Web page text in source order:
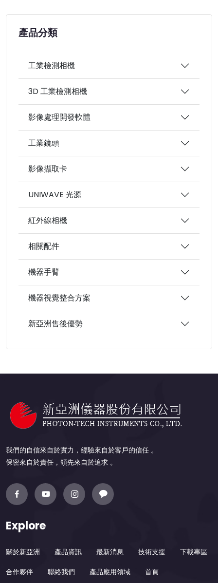
產品分類
工業檢測相機
3D 工業檢測相機
影像處理開發軟體
工業鏡頭
影像擷取卡
UNIWAVE 光源
紅外線相機
相關配件
機器手臂
機器視覺整合方案
新亞洲售後優勢
我們的自信來自於實力，經驗來自於客戶的信任 。
保密來自於責任，領先來自於追求 。
Explore
關於新亞洲 產品資訊 最新消息 技術支援 下載專區
合作夥伴 聯絡我們 產品應用領域 首頁